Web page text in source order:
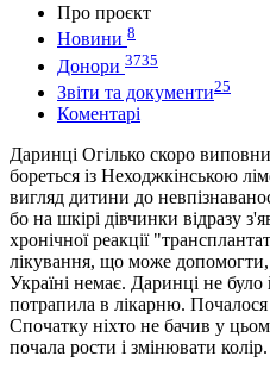
Про проєкт
Новини 8
Донори 3735
Звіти та документи25
Коментарі
Даринці Огілько скоро
бореться із Неходжкінською
вигляд дитини до
бо на шкірі дівчинки відразу
хронічної реакції
лікування, що може допомогти,
Україні немає. Даринці не
потрапила в лікарню. Почалося
Спочатку ніхто не бачив у
почала рости і змінювати